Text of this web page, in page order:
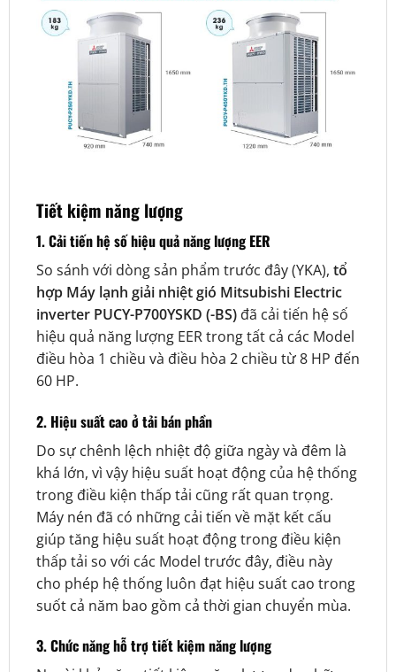
Tiết kiệm năng lượng
1. Cải tiến hệ số hiệu quả năng lượng EER
So sánh với dòng sản phẩm trước đây (YKA), tổ
hợp Máy lạnh giải nhiệt gió Mitsubishi Electric
inverter PUCY-P700YSKD (-BS)đã cải tiến hệ số
hiệu quả năng lượng EER trong tất cả các Model
điều hòa 1 chiều và điều hòa 2 chiều từ 8 HP đến
60 HP.
2. Hiệu suất cao ở tải bán phần
Do sự chênh lệch nhiệt độ giữa ngày và đêm là
khá lớn, vì vậy hiệu suất hoạt động của hệ thống
trong điều kiện thấp tải cũng rất quan trọng.
Máy nén đã có những cải tiến về mặt kết cấu
giúp tăng hiệu suất hoạt động trong điều kiện
thấp tải so với các Model trước đây, điều này
cho phép hệ thống luôn đạt hiệu suất cao trong
suốt cả năm bao gồm cả thời gian chuyển mùa.
3. Chức năng hỗ trợ tiết kiệm năng lượng